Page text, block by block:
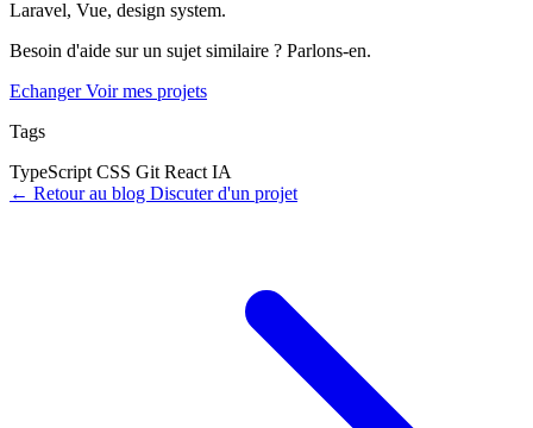
Laravel, Vue, design system.
Besoin d'aide sur un sujet similaire ? Parlons-en.
EchangerVoir mes projets
Tags
TypeScript CSS Git React IA
← Retour au blog Discuter d'un projet